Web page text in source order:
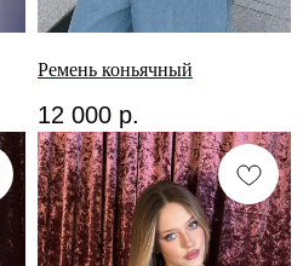
Ремень коньячный
12 000 р.